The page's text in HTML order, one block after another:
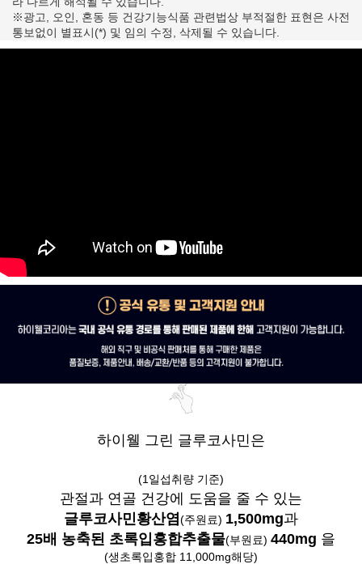
※광고, 오인, 혼동 등 건강기능식품 관련법상 부적절한 표현은 사전
통보없이 별표시(*) 및 임의 수정, 삭제될 수 있습니다.
하이웰 그린 글루코사민은
(1일섭취량 기준)
관절과 연골 건강에 도움을 줄 수 있는
글루코사민황산염(주원료) 1,500mg과
25배 농축된 초록입홍합추출물(부원료) 440mg 을
(생초록입홍합 11,000mg해당)